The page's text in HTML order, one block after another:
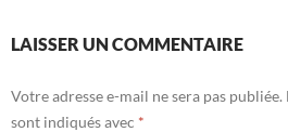
LAISSER UN COMMENTAIRE
Votre adresse e-mail ne sera pas publiée.
sont indiqués avec *